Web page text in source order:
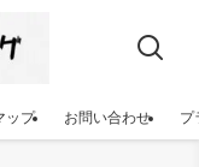
ップ お問い合わせ プ